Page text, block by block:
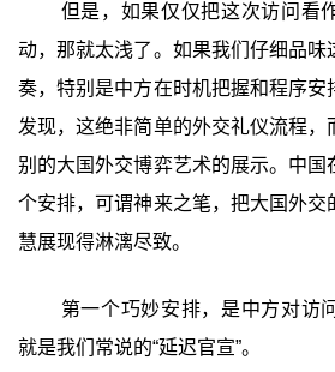
但是，如果仅仅把这次访问看
动，那就太浅了。如果我们仔细品味
奏，特别是中方在时机把握和程序安
发现，这绝非简单的外交礼仪流程，
别的大国外交博弈艺术的展示。中国
个安排，可谓神来之笔，把大国外交
慧展现得淋漓尽致。
第一个巧妙安排，是中方对访
就是我们常说的“延迟官宣”。